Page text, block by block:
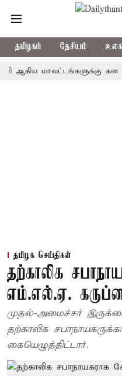
தமிழகம் தேசியம்
மாவட்டங்களுக்கு கன மழை
தமிழக செய்திகள்
தற்காலிக
எம்.எல்.ஏ.
முதல்-அமைச்சர்
தற்காலிக
கையெழுத்திட்டார்.